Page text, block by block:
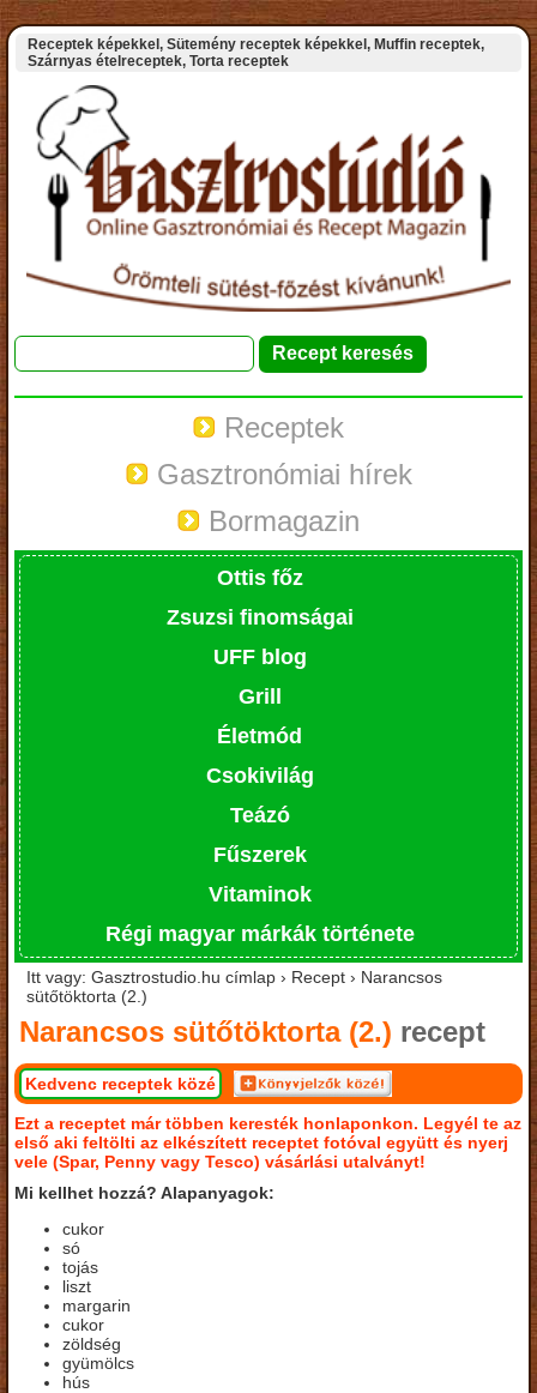
Receptek képekkel, Sütemény receptek képekkel, Muffin receptek,
Szárnyas ételreceptek, Torta receptek
Receptek
Gasztronómiai hírek
Bormagazin
Ottis főz
Zsuzsi finomságai
UFF blog
Grill
Életmód
Csokivilág
Teázó
Fűszerek
Vitaminok
Régi magyar márkák története
Itt vagy: Gasztrostudio.hu címlap › Recept › Narancsos
sütőtöktorta (2.)
Narancsos sütőtöktorta (2.) recept
Kedvenc receptek közé
Ezt a receptet már többen keresték honlaponkon. Legyél te az
első aki feltölti az elkészített receptet fotóval együtt és nyerj
vele (Spar, Penny vagy Tesco) vásárlási utalványt!
Mi kellhet hozzá? Alapanyagok:
cukor
só
tojás
liszt
margarin
cukor
zöldség
gyümölcs
hús